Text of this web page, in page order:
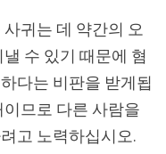
귀는 데 약간의 오
수 있기 때문에 혐
다는 비판을 받게됩
므로 다른 사람을
고 노력하십시오.